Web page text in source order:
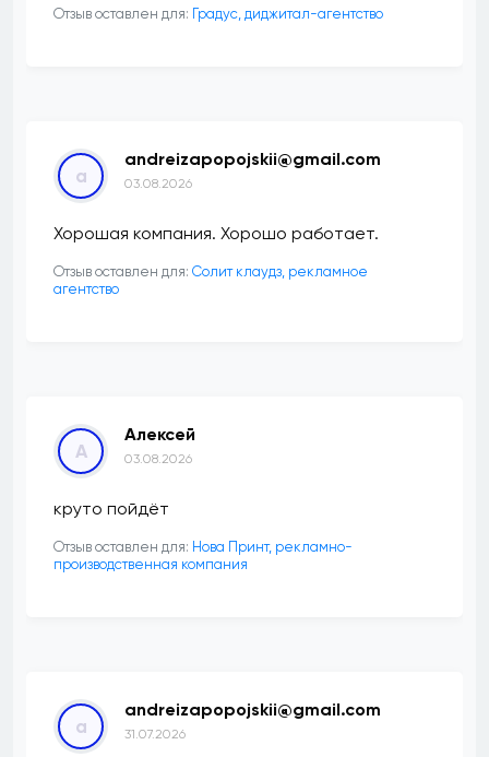
Отзыв оставлен для: ​Градус, диджитал-агентство
a
andreizapopojskii@gmail.com
03.08.2026
Хорошая компания. Хорошо работает.
Отзыв оставлен для: Солит клаудз, рекламное
агентство
А
Алексей
03.08.2026
круто пойдёт
Отзыв оставлен для: Нова Принт, рекламно-
производственная компания
a
andreizapopojskii@gmail.com
31.07.2026